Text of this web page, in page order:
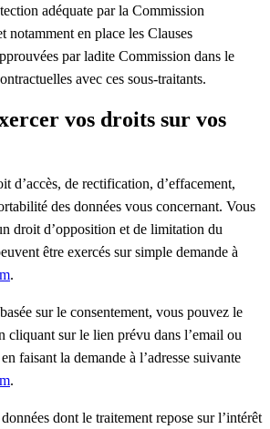
adéquate par la Commission
notamment en place les Clauses
par ladite Commission dans le
avec ces sous-traitants.
vos droits sur vos
d’accès, de rectification, d’effacement,
des données vous concernant. Vous
droit d’opposition et de limitation du
être exercés sur simple demande à
.
sur le consentement, vous pouvez le
cliquant sur le lien prévu dans l’email ou
faisant la demande à l’adresse suivante
.
dont le traitement repose sur l’intérêt